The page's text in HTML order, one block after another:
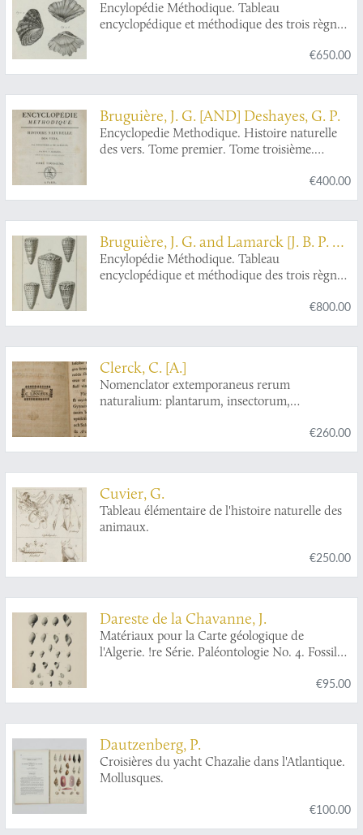
Encylopédie Méthodique. Tableau
encyclopédique et méthodique des trois règnes
les vers infusoires, les vers intestins, les vers
mollusques, &c.
€650.00
Bruguière, J. G. [AND] Deshayes, G. P.
Encyclopedie Methodique. Histoire naturelle
des vers. Tome premier. Tome troisième.
€400.00
Bruguière, J. G. and Lamarck [J. B. P. A.
de Monet de] and Candolle, [A. P.] de
Encylopédie Méthodique. Tableau
encyclopédique et méthodique des trois règnes
les vers infusoires, les vers intestins, les vers
mollusques, &c.
€800.00
Clerck, C. [A.]
Nomenclator extemporaneus rerum
naturalium: plantarum, insectorum,
€260.00
Cuvier, G.
Tableau élémentaire de l'histoire naturelle des
animaux.
€250.00
Dareste de la Chavanne, J.
Matériaux pour la Carte géologique de
l'Algerie. !re Série. Paléontologie No. 4. Fossiles
€95.00
Dautzenberg, P.
Croisières du yacht Chazalie dans l'Atlantique.
Mollusques.
€100.00